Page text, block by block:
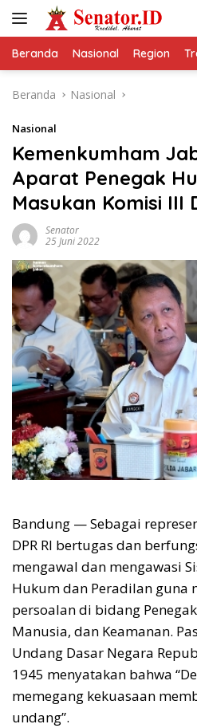
Beranda Nasional Region
Beranda Nasional
Nasional
Kemenkumham
Aparat Penegak
Masukan Komisi III
Senator
25 Juni 2022
Bandung — Sebagai
DPR RI bertugas dan
mengawal dan mengawasi
Hukum dan Peradilan guna
persoalan di bidang
Manusia, dan Keamanan.
Undang Dasar Negara
1945 menyatakan bahwa
memegang kekuasaan
undang”.